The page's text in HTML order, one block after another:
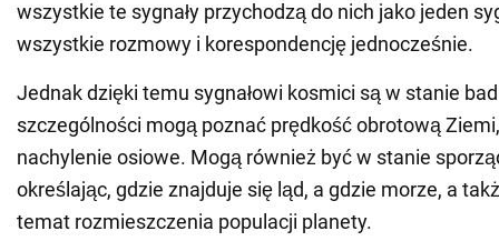
wszystkie te sygnały przychodzą do nich jako jeden
wszystkie rozmowy i korespondencję jednocześnie.
Jednak dzięki temu sygnałowi kosmici są w stanie
szczególności mogą poznać prędkość obrotową
nachylenie osiowe. Mogą również być w stanie
określając, gdzie znajduje się ląd, a gdzie morze, a
temat rozmieszczenia populacji planety.